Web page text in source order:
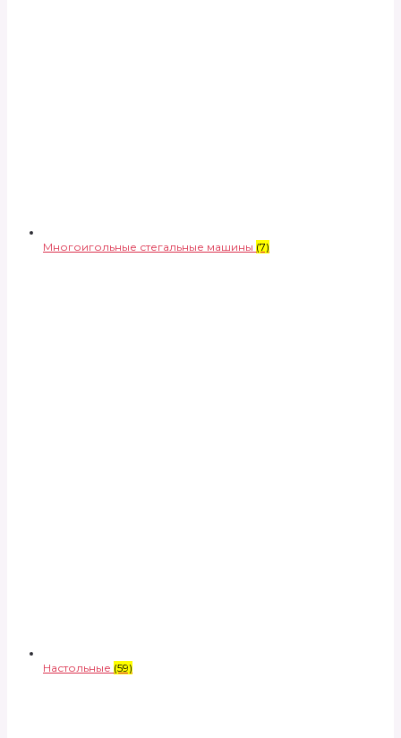
Многоигольные стегальные машины (7)
Настольные (59)